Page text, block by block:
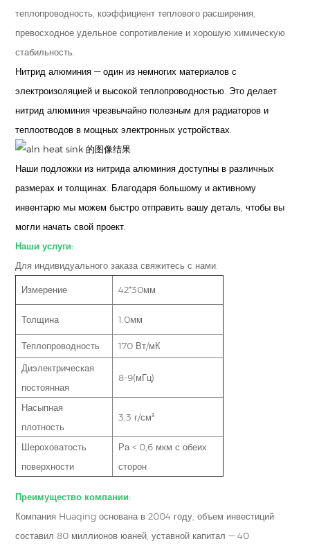
теплопроводность, коэффициент теплового расширения,
превосходное удельное сопротивление и хорошую химическую
стабильность.
Нитрид алюминия — один из немногих материалов с
электроизоляцией и высокой теплопроводностью. Это делает
нитрид алюминия чрезвычайно полезным для радиаторов и
теплоотводов в мощных электронных устройствах.
Наши подложки из нитрида алюминия доступны в различных
размерах и толщинах. Благодаря большому и активному
инвентарю мы можем быстро отправить вашу деталь, чтобы вы
могли начать свой проект.
Наши услуги:
Для индивидуального заказа свяжитесь с нами.
Измерение 42*30мм
Толщина 1.0мм
Теплопроводность
170 Вт/мК
Диэлектрическая
постоянная
8-9(мГц)
Насыпная
плотность
3,3 г/см³
Шероховатость
поверхности
Ра < 0,6 мкм с обеих
сторон
Преимущество компании:
Компания Huaqing основана в 2004 году, объем инвестиций
составил 80 миллионов юаней, уставной капитал — 40